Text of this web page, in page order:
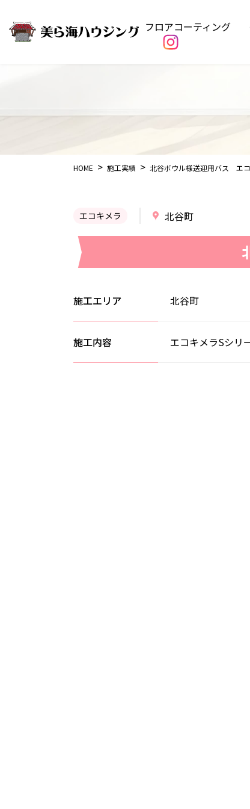
フロアコーティング
HOME 施工実績 北谷ボウル様送迎用バス エ
エコキメラ 北谷町
施工エリア 北谷町
施工内容 エコキメラSシリ